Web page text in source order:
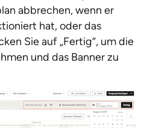
abbrechen, wenn er
hat, oder das
Sie auf „Fertig“, um die
und das Banner zu